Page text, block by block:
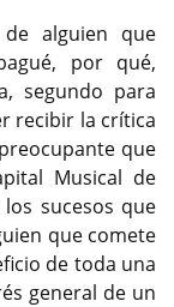
alguien que
por qué,
segundo para
recibir la crítica
que
Musical de
sucesos que
que comete
de toda una
general de un